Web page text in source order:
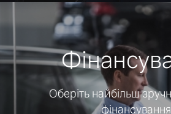
Оберіть найбільш